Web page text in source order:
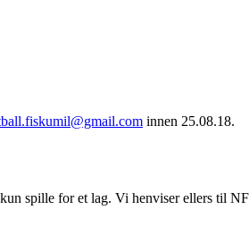
innen 25.08.18.
spille for et lag. Vi henviser ellers til